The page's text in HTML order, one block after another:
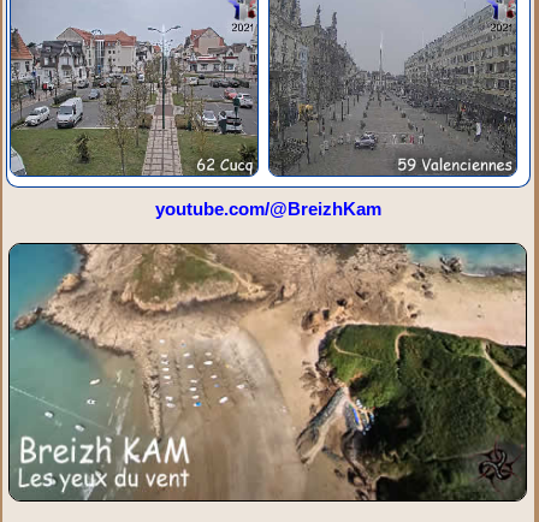
youtube.com/@BreizhKam